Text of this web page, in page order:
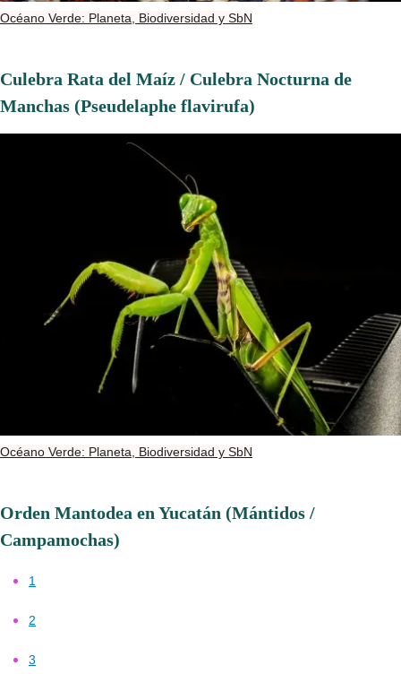
Océano Verde: Planeta, Biodiversidad y SbN
Culebra Rata del Maíz / Culebra Nocturna de
Manchas (Pseudelaphe flavirufa)
Océano Verde: Planeta, Biodiversidad y SbN
Orden Mantodea en Yucatán (Mántidos /
Campamochas)
1
2
3